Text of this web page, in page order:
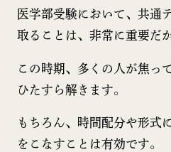
医学部受験において、共通
取ることは、非常に重要だ
この時期、多くの人が焦っ
ひたすら解きます。
もちろん、時間配分や形式
をこなすことは有効です。